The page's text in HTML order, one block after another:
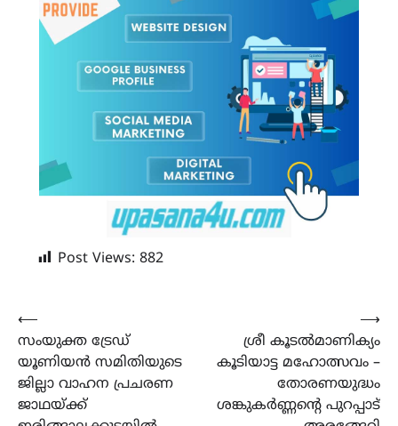
Post Views: 882
Post
navigation
⟵
സംയുക്ത ട്രേഡ്
യൂണിയൻ സമിതിയുടെ
ജില്ലാ വാഹന പ്രചരണ
ജാഥയ്ക്ക്
ശ്രീ കൂടൽമാണിക്യം
കൂടിയാട്ട മഹോത്സവം –
തോരണയുദ്ധം
ശങ്കുകർണ്ണന്‍റെ പുറപ്പാട്
⟶